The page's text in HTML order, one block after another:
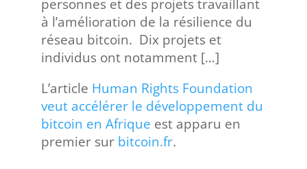
personnes et des projets travaillant
à l’amélioration de la résilience du
réseau bitcoin. Dix projets et
individus ont notamment […]
L’article Human Rights Foundation
veut accélérer le développement du
bitcoin en Afrique est apparu en
premier sur bitcoin.fr.